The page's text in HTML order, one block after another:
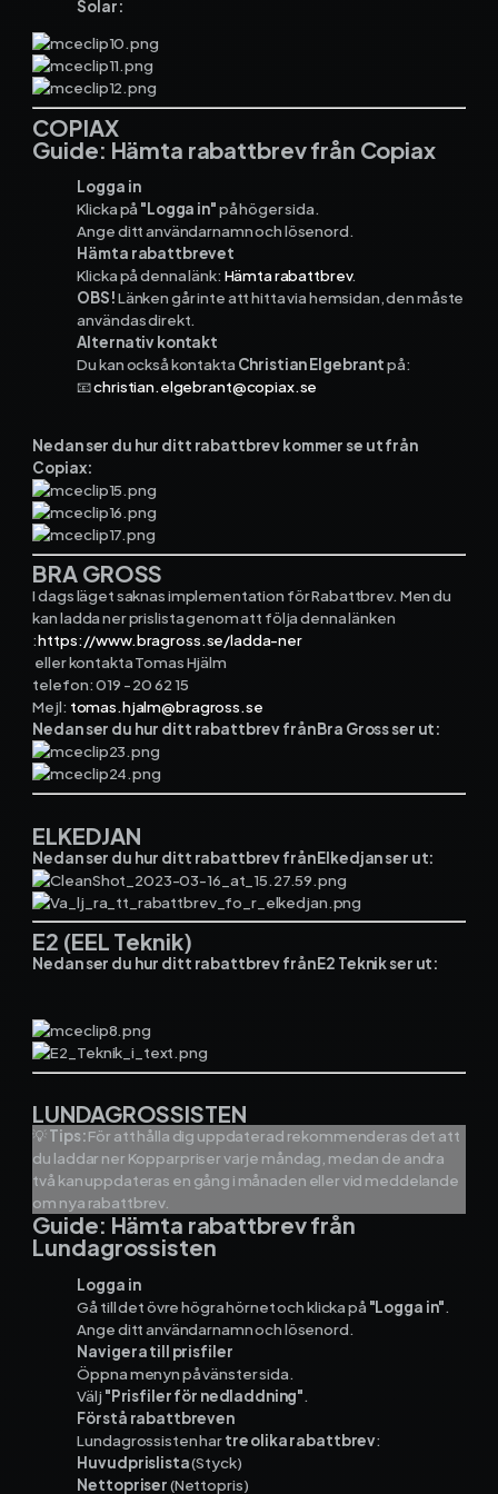
Solar:
COPIAX
Guide: Hämta rabattbrev från Copiax
Logga in
Klicka på "Logga in"på höger sida.
Ange ditt användarnamn och lösenord.
Hämta rabattbrevet
Klicka på denna länk: Hämta rabattbrev.
OBS!Länken går inte att hitta via hemsidan, den måste
användas direkt.
Alternativ kontakt
Du kan också kontakta Christian Elgebrantpå:
📧christian.elgebrant@copiax.se
Nedan ser du hur ditt rabattbrev kommer se ut från
Copiax:
BRA GROSS
I dags läget saknas implementation för Rabattbrev. Men du
kan ladda ner prislista genom att följa denna länken
:https://www.bragross.se/ladda-ner
eller kontakta Tomas Hjälm
telefon: 019 - 20 62 15
Mejl: tomas.hjalm@bragross.se
Nedan ser du hur ditt rabattbrev från Bra Gross ser ut:
ELKEDJAN
Nedan ser du hur ditt rabattbrev från Elkedjan ser ut:
E2 (EEL Teknik)
Nedan ser du hur ditt rabattbrev från E2 Teknik ser ut:
LUNDAGROSSISTEN
💡Tips:För att hålla dig uppdaterad rekommenderas det att
du laddar ner Kopparpriser varje måndag, medan de andra
två kan uppdateras en gång i månaden eller vid meddelande
om nya rabattbrev.
Guide: Hämta rabattbrev från
Lundagrossisten
Logga in
Gå till det övre högra hörnet och klicka på "Logga in".
Ange ditt användarnamn och lösenord.
Navigera till prisfiler
Öppna menyn på vänster sida.
Välj "Prisfiler för nedladdning".
Förstå rabattbreven
Lundagrossisten hartre olika rabattbrev:
Huvudprislista(Styck)
Nettopriser(Nettopris)